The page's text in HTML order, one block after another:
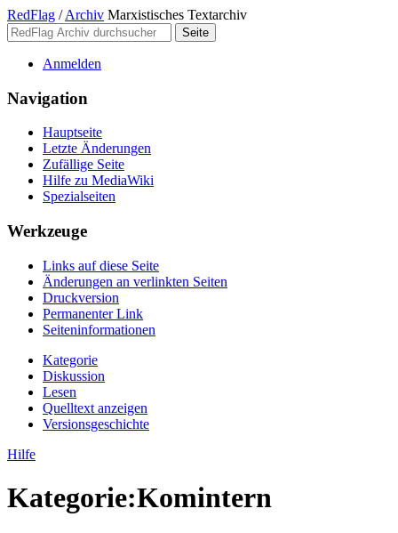
RedFlag / Archiv Marxistisches Textarchiv
Anmelden
Navigation
Hauptseite
Letzte Änderungen
Zufällige Seite
Hilfe zu MediaWiki
Spezialseiten
Werkzeuge
Links auf diese Seite
Änderungen an verlinkten Seiten
Druckversion
Permanenter Link
Seiten­­informationen
Kategorie
Diskussion
Lesen
Quelltext anzeigen
Versionsgeschichte
Hilfe
Kategorie:Komintern